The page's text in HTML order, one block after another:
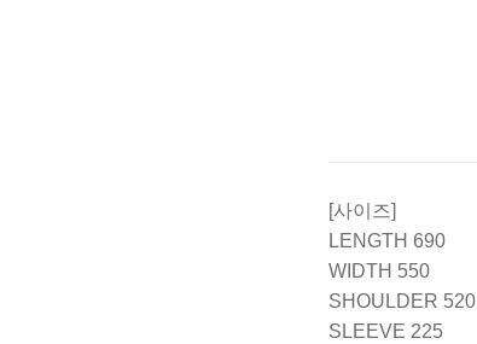
[사이즈]
LENGTH 690
WIDTH 550
SHOULDER 520
SLEEVE 225